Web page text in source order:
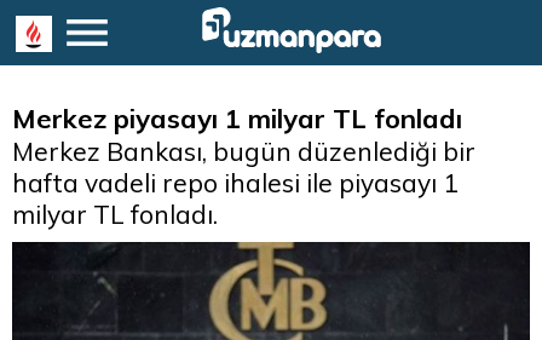
Merkez piyasayı 1 milyar TL fonladı
Merkez Bankası, bugün düzenlediği bir
hafta vadeli repo ihalesi ile piyasayı 1
milyar TL fonladı.